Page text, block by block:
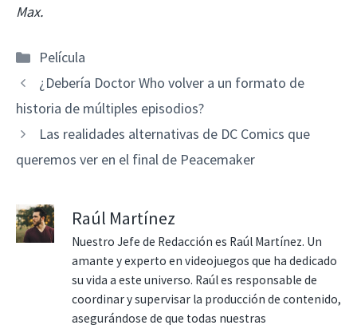
Max.
Categorías
Película
¿Debería Doctor Who volver a un formato de
historia de múltiples episodios?
Las realidades alternativas de DC Comics que
queremos ver en el final de Peacemaker
Raúl Martínez
Nuestro Jefe de Redacción es Raúl Martínez. Un
amante y experto en videojuegos que ha dedicado
su vida a este universo. Raúl es responsable de
coordinar y supervisar la producción de contenido,
asegurándose de que todas nuestras